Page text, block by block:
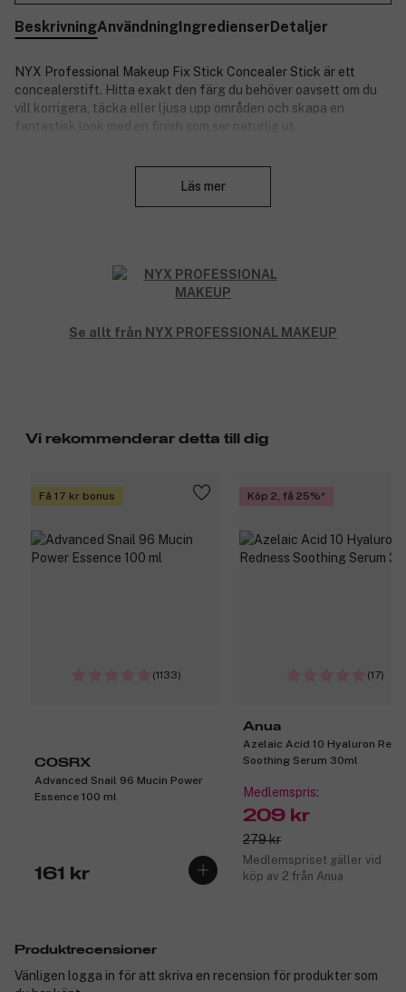
BeskrivningAnvändningIngredienserDetaljer
NYX Professional Makeup Fix Stick Concealer Stick är ett
concealerstift. Hitta exakt den färg du behöver oavsett om du
vill korrigera, täcka eller ljusa upp områden och skapa en
fantastisk look med en finish som ser naturlig ut.
Byggbar medium täckning med en naturlig finish.
Smetar inte ut sig.
Läs mer
Se allt från NYX PROFESSIONAL MAKEUP
Vi rekommenderar detta till dig
Få 17 kr bonus
(1133)
COSRX
Advanced Snail 96 Mucin Power
Essence 100 ml
161 kr
Köp 2, få 25%
(17)
Anua
Azelaic Acid 10 Hyaluron
Soothing Serum 30ml
Medlemspris:
209 kr
279 kr
Medlemspriset gäller vid
köp av 2 från Anua
Produktrecensioner
Vänligen logga in för att skriva en recension för produkter som